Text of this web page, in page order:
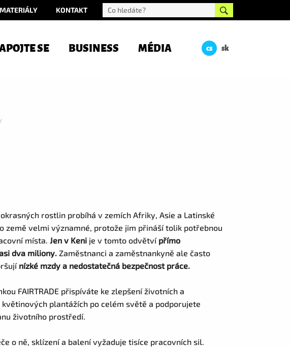
KONTAKT
SE BUSINESS MÉDIA cs sk
rostlin probíhá v zemích Afriky, Asie a Latinské
země velmi významné, protože jim přináší tolik potřebnou
místa.Jen v Keni je v tomto odvětví přímo
dva miliony. Zaměstnanci a zaměstnankyně ale často
nízké mzdy a nedostatečná bezpečnost práce.
FAIRTRADE přispíváte ke zlepšení životních a
plantážích po celém světě a podporujete
životního prostředí.
o ně, sklízení a balení vyžaduje tisíce pracovních sil.